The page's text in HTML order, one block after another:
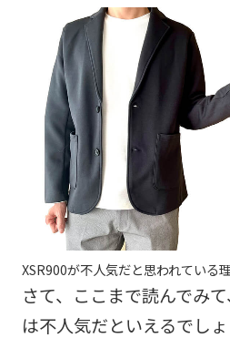
XSR900が不人気だと思われている
さて、ここまで読んでみ
は不人気だといえるでし